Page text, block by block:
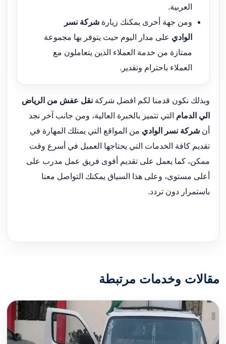
العربية.
ومن جهة أخرى يمكنك زيارةشركة نسر
الوادي على مدار اليوم حيث يتوفر بها مجموعة
ممتازة من خدمة العملاء الذين يتعاملون مع
العملاء باحترام وتقدير.
وبذلك نكون قدمنا لكم افضل شركةنقل عفش من الرياض
الي الدمام التي تتميز بالخبرة العالية، ومن جانب آخر نجد
أنشركة نسر الوادي من المواقع التي يمتلك المهارة في
تقديم كافة الخدمات التي يحتاجها العميل في أسرع وقت
ممكن، كما يعمل على تقديم أقوى فريق عمل مدرب على
أعلى مستوى، وعلى هذا السياق يمكنك التواصل معنا
باستمرار دون تردد.
مقالات وخدمات مرتبطة